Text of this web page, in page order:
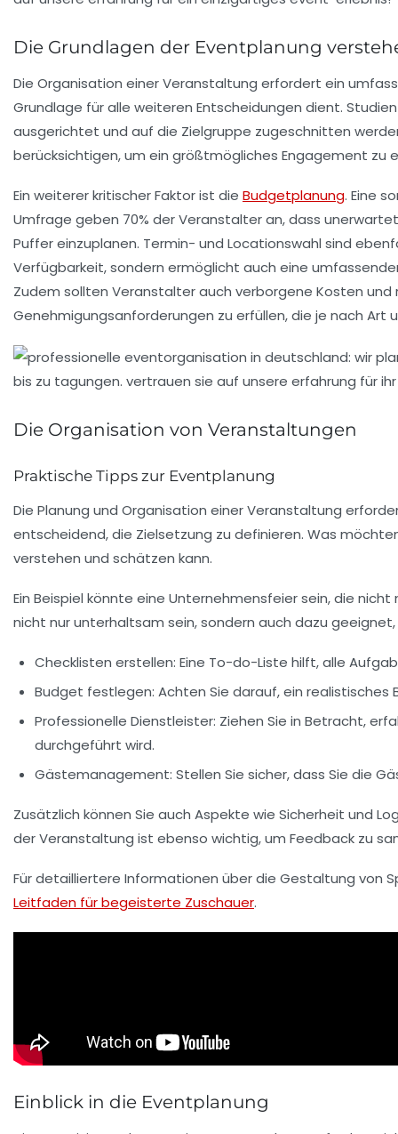
Die Grundlagen der Eventplanung
Die Organisation einer Veranstaltung erfordert ein
Grundlage für alle weiteren Entscheidungen dient.
ausgerichtet und auf die Zielgruppe zugeschnitten
berücksichtigen, um ein größtmögliches Engagement zu
Ein weiterer kritischer Faktor ist die Budgetplanung. Eine
Umfrage geben 70% der Veranstalter an, dass
Puffer einzuplanen. Termin- und Locationswahl sind
Verfügbarkeit, sondern ermöglicht auch eine
Zudem sollten Veranstalter auch verborgene Kosten und
Genehmigungsanforderungen zu erfüllen, die je nach Art
Die Organisation von Veranstaltungen
Praktische Tipps zur Eventplanung
Die Planung und Organisation einer Veranstaltung
entscheidend, die Zielsetzung zu definieren. Was
verstehen und schätzen kann.
Ein Beispiel könnte eine Unternehmensfeier sein, die
nicht nur unterhaltsam sein, sondern auch dazu
Checklisten erstellen: Eine To-do-Liste hilft, alle
Budget festlegen: Achten Sie darauf, ein
Professionelle Dienstleister: Ziehen Sie in Betracht,
durchgeführt wird.
Gästemanagement: Stellen Sie sicher, dass Sie die
Zusätzlich können Sie auch Aspekte wie Sicherheit und
der Veranstaltung ist ebenso wichtig, um Feedback zu
Für detailliertere Informationen über die Gestaltung von
Leitfaden für begeisterte Zuschauer.
Einblick in die Eventplanung